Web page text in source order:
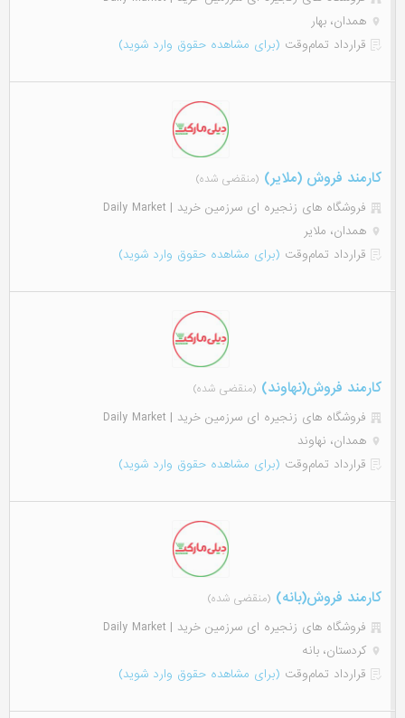
همدان، بهار
قرارداد تمام‌وقت (برای مشاهده حقوق وارد شوید)
کارمند فروش (ملایر) (منقضی شده)
فروشگاه های زنجیره ای سرزمین خرید | Daily Market
همدان، ملایر
قرارداد تمام‌وقت (برای مشاهده حقوق وارد شوید)
کارمند فروش(نهاوند) (منقضی شده)
فروشگاه های زنجیره ای سرزمین خرید | Daily Market
همدان، نهاوند
قرارداد تمام‌وقت (برای مشاهده حقوق وارد شوید)
کارمند فروش(بانه) (منقضی شده)
فروشگاه های زنجیره ای سرزمین خرید | Daily Market
کردستان، بانه
قرارداد تمام‌وقت (برای مشاهده حقوق وارد شوید)